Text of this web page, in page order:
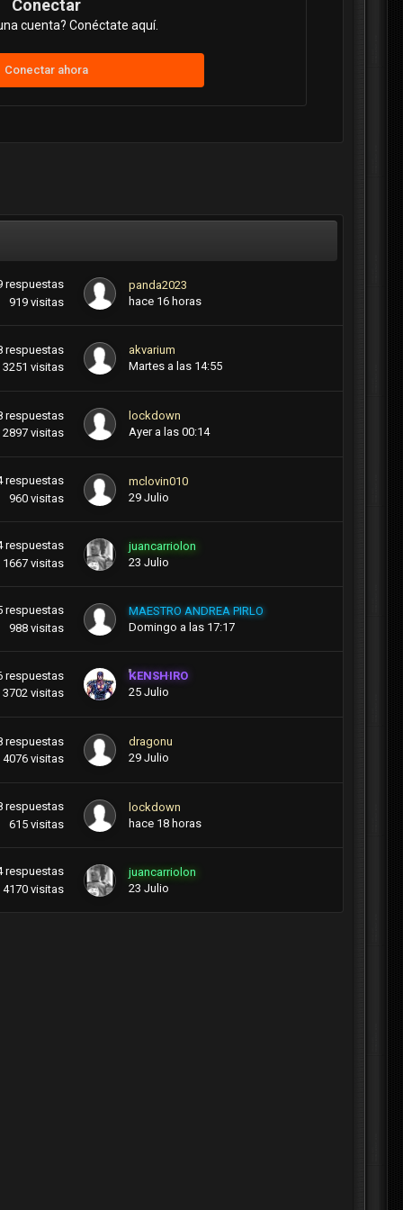
Conectar
cuenta? Conéctate aquí.
Conectar ahora
respuestas
919 visitas
panda2023
hace 16 horas
respuestas
3251 visitas
akvarium
Martes a las 14:55
respuestas
2897 visitas
lockdown
Ayer a las 00:14
respuestas
960 visitas
mclovin010
29 Julio
respuestas
1667 visitas
juancarriolon
23 Julio
respuestas
988 visitas
MAESTRO ANDREA PIRLO
Domingo a las 17:17
respuestas
3702 visitas
KENSHIRO
25 Julio
respuestas
4076 visitas
dragonu
29 Julio
respuestas
615 visitas
lockdown
hace 18 horas
respuestas
4170 visitas
juancarriolon
23 Julio